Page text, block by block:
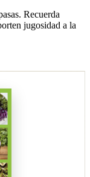
Recuerda
jugosidad a la